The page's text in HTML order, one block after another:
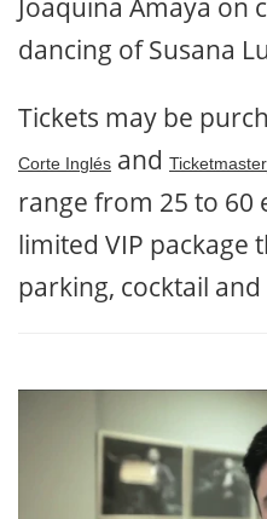
Joaquina Amaya on
dancing of Susana
Tickets may be
Corte Inglés and Ticketmaster
range from 25 to 60
limited VIP package
parking, cocktail